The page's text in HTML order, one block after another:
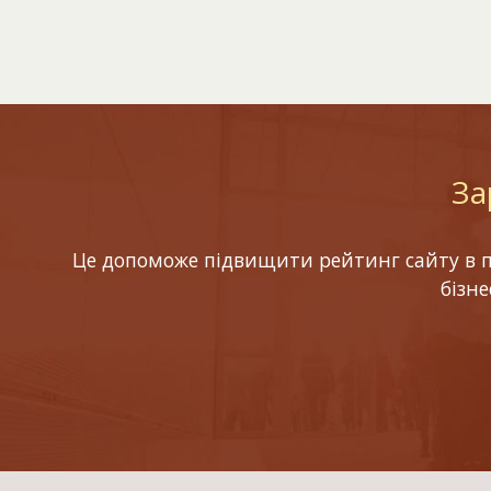
Це допоможе підвищити рейтинг сайту в